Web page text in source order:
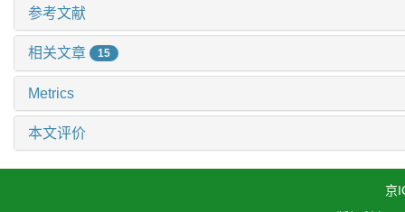
参考文献
相关文章 15
Metrics
本文评价
京